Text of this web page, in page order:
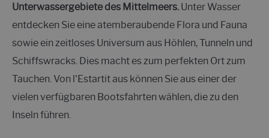
Unterwassergebiete des Mittelmeers. Unter Wasser
entdecken Sie eine atemberaubende Flora und Fauna
sowie ein zeitloses Universum aus Höhlen, Tunneln und
Schiffswracks. Dies macht es zum perfekten Ort zum
Tauchen. Von l'Estartit aus können Sie aus einer der
vielen verfügbaren Bootsfahrten wählen, die zu den
Inseln führen.